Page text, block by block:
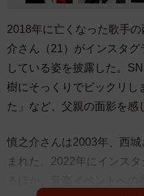
2018年に亡くなった歌手
介さん（21）がインスタ
している姿を披露した。
樹にそっくりでビックリし
た」など、父親の面影を感
慎之介さんは2003年、西
まれた。2022年にインス